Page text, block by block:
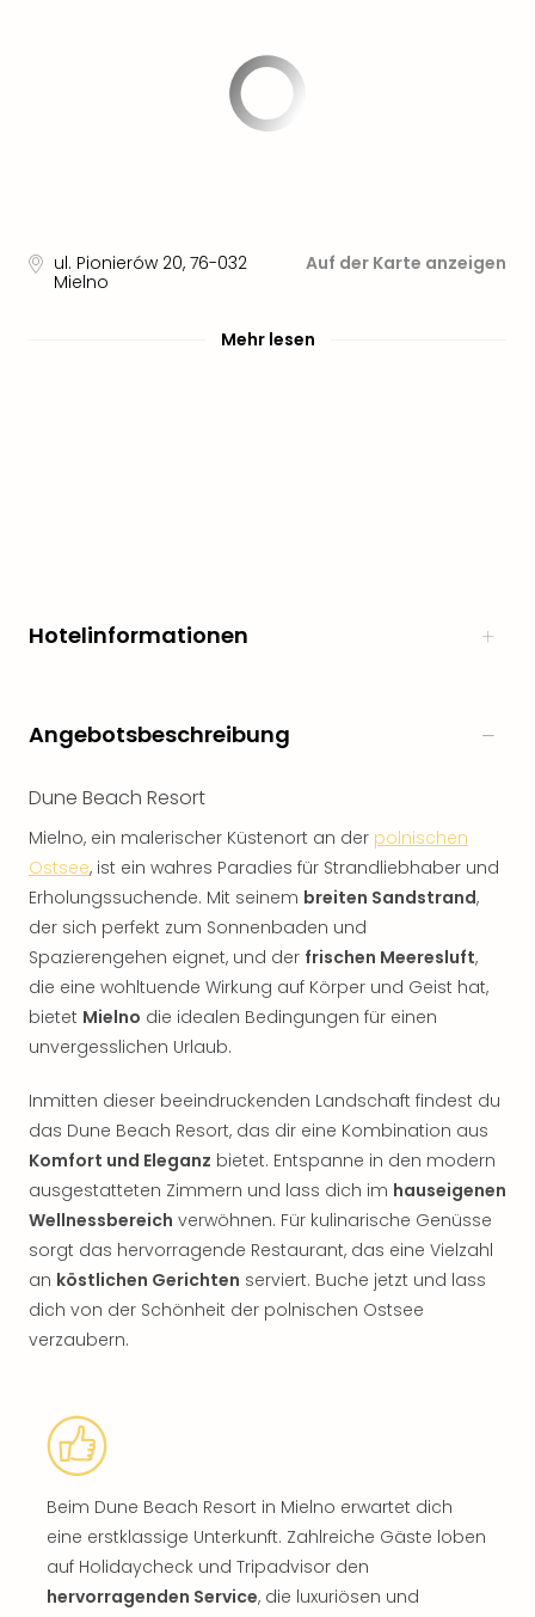
ul. Pionierów 20, 76-032
Mielno
Auf der Karte anzeigen
Mehr lesen
Hotelinformationen
Angebotsbeschreibung
Dune Beach Resort
Mielno, ein malerischer Küstenort an der polnischen
Ostsee, ist ein wahres Paradies für Strandliebhaber und
Erholungssuchende. Mit seinem breiten Sandstrand,
der sich perfekt zum Sonnenbaden und
Spazierengehen eignet, und der frischen Meeresluft,
die eine wohltuende Wirkung auf Körper und Geist hat,
bietet Mielno die idealen Bedingungen für einen
unvergesslichen Urlaub.
Inmitten dieser beeindruckenden Landschaft findest du
das Dune Beach Resort, das dir eine Kombination aus
Komfort und Eleganz bietet. Entspanne in den modern
ausgestatteten Zimmern und lass dich im hauseigenen
Wellnessbereich verwöhnen. Für kulinarische Genüsse
sorgt das hervorragende Restaurant, das eine Vielzahl
an köstlichen Gerichten serviert. Buche jetzt und lass
dich von der Schönheit der polnischen Ostsee
verzaubern.
Beim Dune Beach Resort in Mielno erwartet dich
eine erstklassige Unterkunft. Zahlreiche Gäste loben
auf Holidaycheck und Tripadvisor den
hervorragenden Service, die luxuriösen und